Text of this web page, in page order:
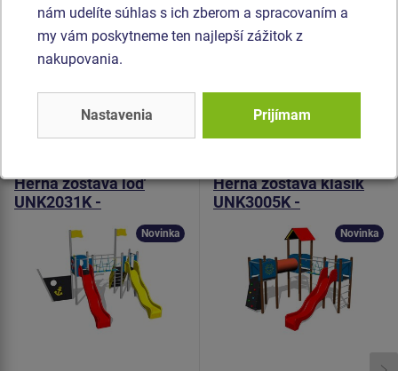
farebnou stálosťou, odolnosťou proti poškriabaniu a
odolnosťou proti vode). Všetok spojovací materiál je
pozinkovaný alebo nerezový.
Podobný tovar
Herná zostava loď
UNK2031K -
Novinka
Herná zostava klasik
UNK3005K -
Novinka
nám udelíte súhlas s ich zberom a spracovaním a
my vám poskytneme ten najlepší zážitok z
nakupovania.
Nastavenia Prijímam